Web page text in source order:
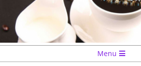
Menu
Menu